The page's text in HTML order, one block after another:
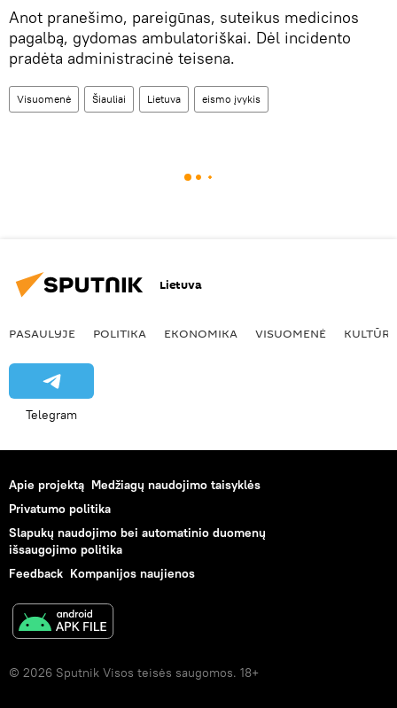
Anot pranešimo, pareigūnas, suteikus medicinos
pagalbą, gydomas ambulatoriškai. Dėl incidento
pradėta administracinė teisena.
Visuomenė Šiauliai Lietuva eismo įvykis
Lietuva
PASAULYJE POLITIKA EKONOMIKA VISUOMENĖ KULTŪRA
Telegram
Apie projektą Medžiagų naudojimo taisyklės
Privatumo politika
Slapukų naudojimo bei automatinio duomenų
išsaugojimo politika
Feedback Kompanijos naujienos
© 2026 Sputnik Visos teisės saugomos. 18+